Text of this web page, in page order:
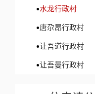
水龙行政村
唐尕昂行政村
让吾道行政村
让吾曼行政村